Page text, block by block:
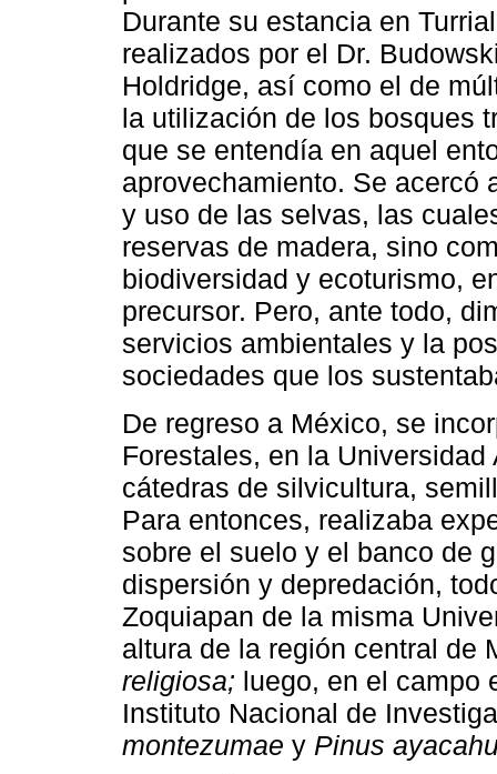
Durante su estancia en
realizados por el Dr.
Holdridge, así como el de
la utilización de los bosques
que se entendía en aquel
aprovechamiento. Se acercó
y uso de las selvas, las
reservas de madera, sino
biodiversidad y ecoturismo,
precursor. Pero, ante todo,
servicios ambientales y la
sociedades que los
De regreso a México, se
Forestales, en la
cátedras de silvicultura,
Para entonces, realizaba
sobre el suelo y el banco de
dispersión y depredación,
Zoquiapan de la misma
altura de la región central de
religiosa; luego, en el campo
Instituto Nacional de
montezumae y Pinus